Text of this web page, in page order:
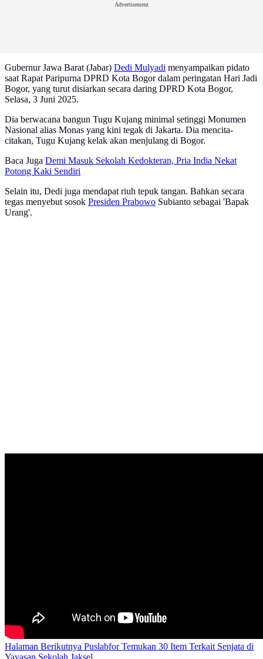
Advertisement
Gubernur Jawa Barat (Jabar) Dedi Mulyadi menyampaikan pidato
saat Rapat Paripurna DPRD Kota Bogor dalam peringatan Hari Jadi
Bogor, yang turut disiarkan secara daring DPRD Kota Bogor,
Selasa, 3 Juni 2025.
Dia berwacana bangun Tugu Kujang minimal setinggi Monumen
Nasional alias Monas yang kini tegak di Jakarta. Dia mencita-
citakan, Tugu Kujang kelak akan menjulang di Bogor.
Baca Juga Demi Masuk Sekolah Kedokteran, Pria India Nekat
Potong Kaki Sendiri
Selain itu, Dedi juga mendapat riuh tepuk tangan. Bahkan secara
tegas menyebut sosok Presiden Prabowo Subianto sebagai 'Bapak
Urang'.
Halaman Berikutnya Puslabfor Temukan 30 Item Terkait Senjata di